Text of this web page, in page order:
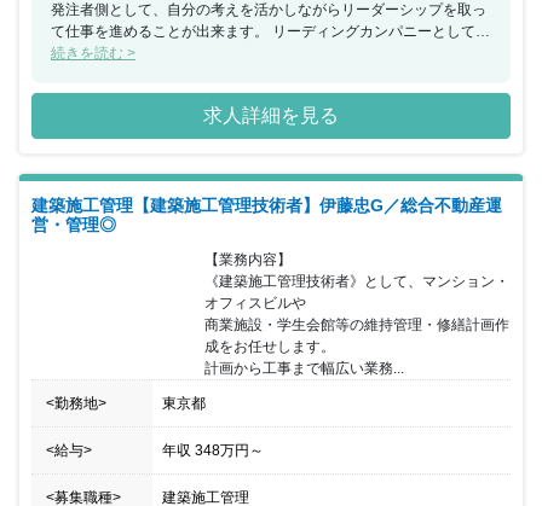
発注者側として、自分の考えを活かしながらリーダーシップを取っ
て仕事を進めることが出来ます。 リーディングカンパニーとして、
知識や経験を活かしながら新たな価値を生み出せるやりがいのある
続きを読む >
求人詳細を見る
建築施工管理【建築施工管理技術者】伊藤忠G／総合不動産運
営・管理◎
【業務内容】
《建築施工管理技術者》として、マンション・
オフィスビルや
商業施設・学生会館等の維持管理・修繕計画作
成をお任せします。
計画から工事まで幅広い業務...
<勤務地> 東京都
<給与> 年収 348万円 ～
<募集職種> 建築施工管理